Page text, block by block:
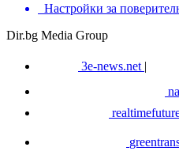
Настройки за
Dir.bg Media Group
3e-news.net |